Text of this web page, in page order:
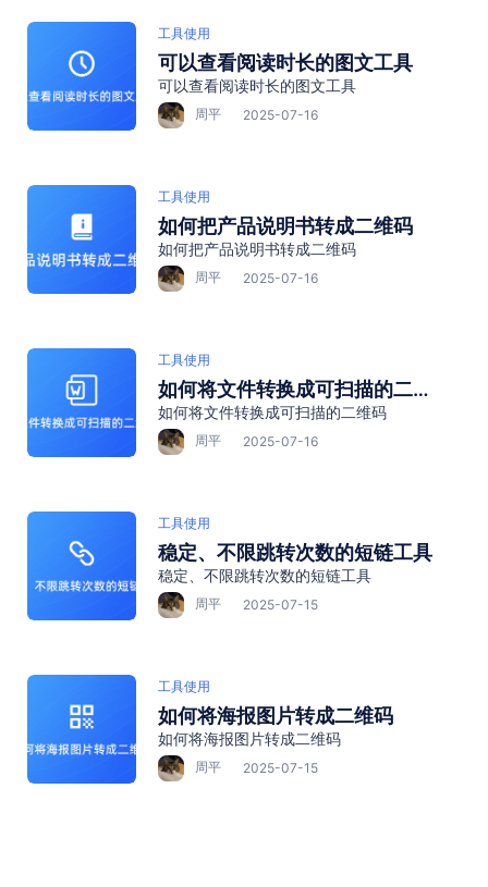
工具使用
可以查看阅读时长的图文工具
可以查看阅读时长的图文工具
周平 2025-07-16
工具使用
如何把产品说明书转成二维码
如何把产品说明书转成二维码
周平 2025-07-16
工具使用
如何将文件转换成可扫描的二维
码
如何将文件转换成可扫描的二维码
周平 2025-07-16
工具使用
稳定、不限跳转次数的短链工具
稳定、不限跳转次数的短链工具
周平 2025-07-15
工具使用
如何将海报图片转成二维码
如何将海报图片转成二维码
周平 2025-07-15